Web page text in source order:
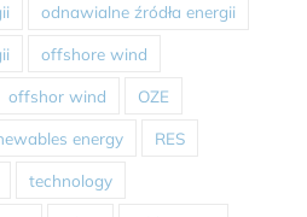
odnawialne źródła energii
offshore wind
offshor wind OZE
energy RES
technology